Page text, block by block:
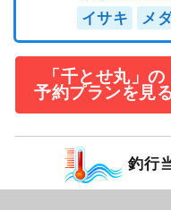
イサキ メ
「千とせ丸」の
予約プランを見
釣行